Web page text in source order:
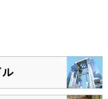
絵画 コンクール」を
子どもたちに創造の歓
付けるものであり、